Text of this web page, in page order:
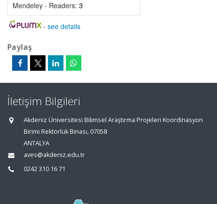
Mendeley - Readers: 3
- see details
Paylaş
İletişim Bilgileri
Akdeniz Üniversitesi Bilimsel Araştırma Projeleri Koordinasyon
Birimi Rektörlük Binası, 07058
ANTALYA
aves@akdeniz.edu.tr
0242 310 16 71